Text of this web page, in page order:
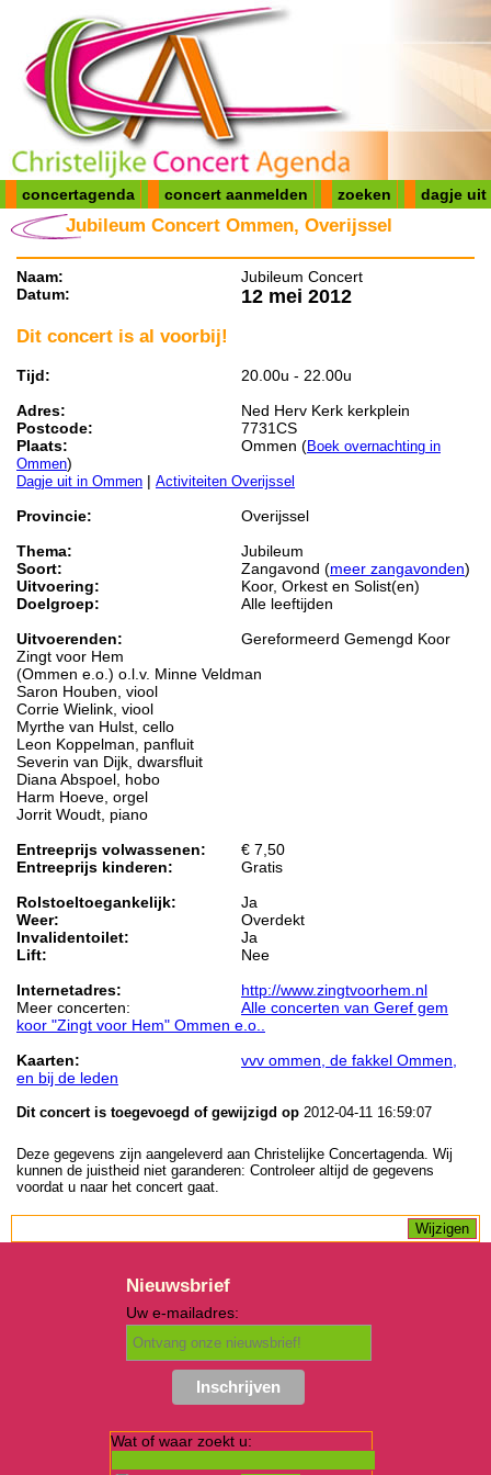
concertagenda concert aanmelden zoeken dagje uit
Jubileum Concert Ommen, Overijssel
Naam:
Jubileum Concert
Datum:
12 mei 2012
Dit concert is al voorbij!
Tijd:
20.00u - 22.00u
Adres:
Ned Herv Kerk kerkplein
Postcode:
7731CS
Plaats:
Ommen (Boek overnachting in
Ommen)
Dagje uit in Ommen | Activiteiten Overijssel
Provincie:
Overijssel
Thema:
Jubileum
Soort:
Zangavond (meer zangavonden)
Uitvoering:
Koor, Orkest en Solist(en)
Doelgroep:
Alle leeftijden
Uitvoerenden:
Gereformeerd Gemengd Koor
Zingt voor Hem
(Ommen e.o.) o.l.v. Minne Veldman
Saron Houben, viool
Corrie Wielink, viool
Myrthe van Hulst, cello
Leon Koppelman, panfluit
Severin van Dijk, dwarsfluit
Diana Abspoel, hobo
Harm Hoeve, orgel
Jorrit Woudt, piano
Entreeprijs volwassenen:
€ 7,50
Entreeprijs kinderen:
Gratis
Rolstoeltoegankelijk:
Ja
Weer:
Overdekt
Invalidentoilet:
Ja
Lift:
Nee
Internetadres:
http://www.zingtvoorhem.nl
Meer concerten:
Alle concerten van Geref gem
koor "Zingt voor Hem" Ommen e.o..
Kaarten:
vvv ommen, de fakkel Ommen,
en bij de leden
Dit concert is toegevoegd of gewijzigd op 2012-04-11 16:59:07
Deze gegevens zijn aangeleverd aan Christelijke Concertagenda. Wij
kunnen de juistheid niet garanderen: Controleer altijd de gegevens
voordat u naar het concert gaat.
Nieuwsbrief
Uw e-mailadres:
Wat of waar zoekt u: